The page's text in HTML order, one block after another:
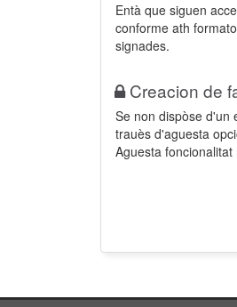
Entà que siguen
conforme ath
signades.
Creacion de
Se non dispòse d'un
trauès d'aguesta
Aguesta